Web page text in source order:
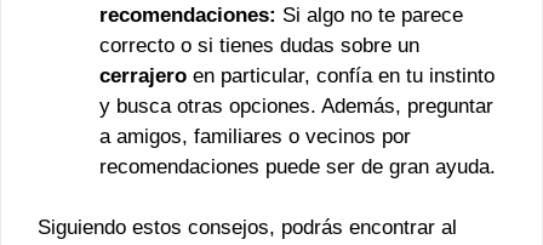
recomendaciones: Si algo no te parece
correcto o si tienes dudas sobre un
cerrajero en particular, confía en tu instinto
y busca otras opciones. Además, preguntar
a amigos, familiares o vecinos por
recomendaciones puede ser de gran ayuda.
Siguiendo estos consejos, podrás encontrar al